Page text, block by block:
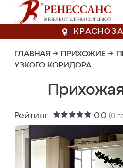
ГЛАВНАЯ → ПРИХОЖИЕ →
УЗКОГО КОРИДОРА
Рейтинг: 0.0 (0